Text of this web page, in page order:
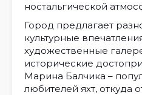
ностальгической
Город предлагает
культурные
художественные
исторические
Марина Балчика –
любителей яхт, откуда